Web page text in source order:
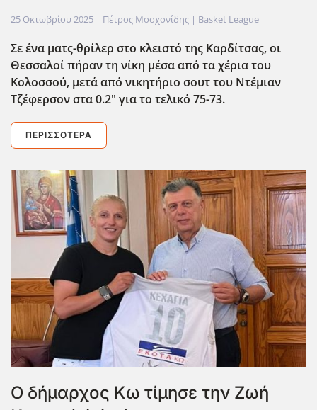
25 Οκτωβρίου 2025 | Πέτρος Μοσχονίδης | Basket League
Σε ένα ματς-θρίλερ στο κλειστό της Καρδίτσας, οι
Θεσσαλοί πήραν τη νίκη μέσα από τα χέρια του
Κολοσσού, μετά από νικητήριο σουτ του Ντέμιαν
Τζέφερσον στα 0.2" για το τελικό 75-73.
ΠΕΡΙΣΣΌΤΕΡΑ
Ο δήμαρχος Κω τίμησε την Ζωή